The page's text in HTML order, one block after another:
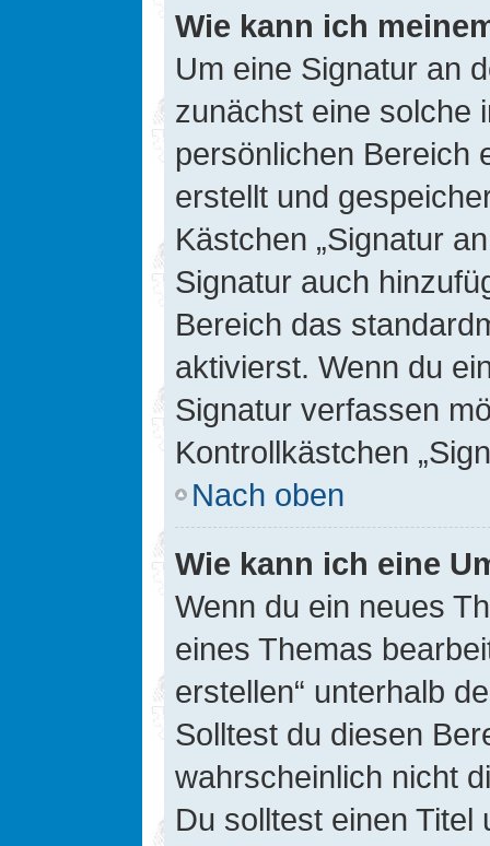
Wie kann ich
Um eine Signatur an
zunächst eine solche
persönlichen Bereich
erstellt und
Kästchen „Signatur
Signatur auch
Bereich das
aktivierst. Wenn du
Signatur verfassen
Kontrollkästchen
Nach oben
Wie kann ich eine
Wenn du ein neues
eines Themas
erstellen“ unterhalb
Solltest du diesen
wahrscheinlich nicht
Du solltest einen